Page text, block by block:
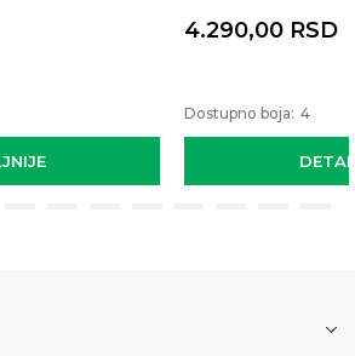
4.290,00 RSD
Dostupno boja: 4